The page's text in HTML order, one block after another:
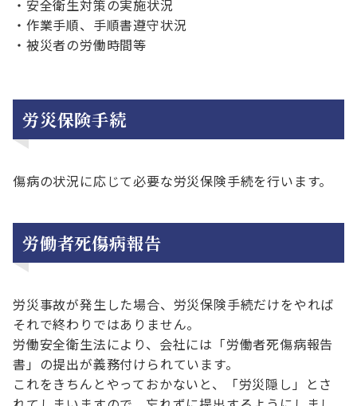
・安全衛生対策の実施状況
・作業手順、手順書遵守状況
・被災者の労働時間等
労災保険手続
傷病の状況に応じて必要な労災保険手続を行います。
労働者死傷病報告
労災事故が発生した場合、労災保険手続だけをやれば
それで終わりではありません。
労働安全衛生法により、会社には「労働者死傷病報告
書」の提出が義務付けられています。
これをきちんとやっておかないと、「労災隠し」とさ